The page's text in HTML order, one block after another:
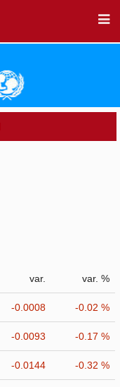
var. var. %
-0.0008 -0.02 %
-0.0093 -0.17 %
-0.0144 -0.32 %